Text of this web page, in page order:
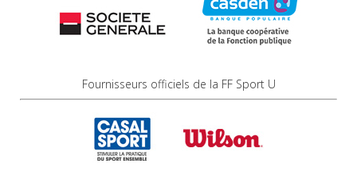
Fournisseurs officiels de la FF Sport U